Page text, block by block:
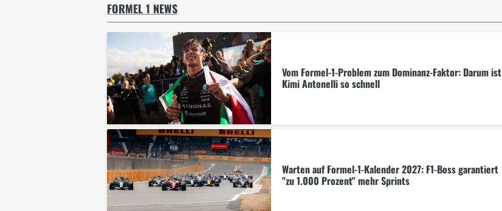
FORMEL 1 NEWS
Vom Formel-1-Problem zum Dominanz-Faktor: Darum ist
Kimi Antonelli so schnell
Warten auf Formel-1-Kalender 2027: F1-Boss garantiert
"zu 1.000 Prozent" mehr Sprints